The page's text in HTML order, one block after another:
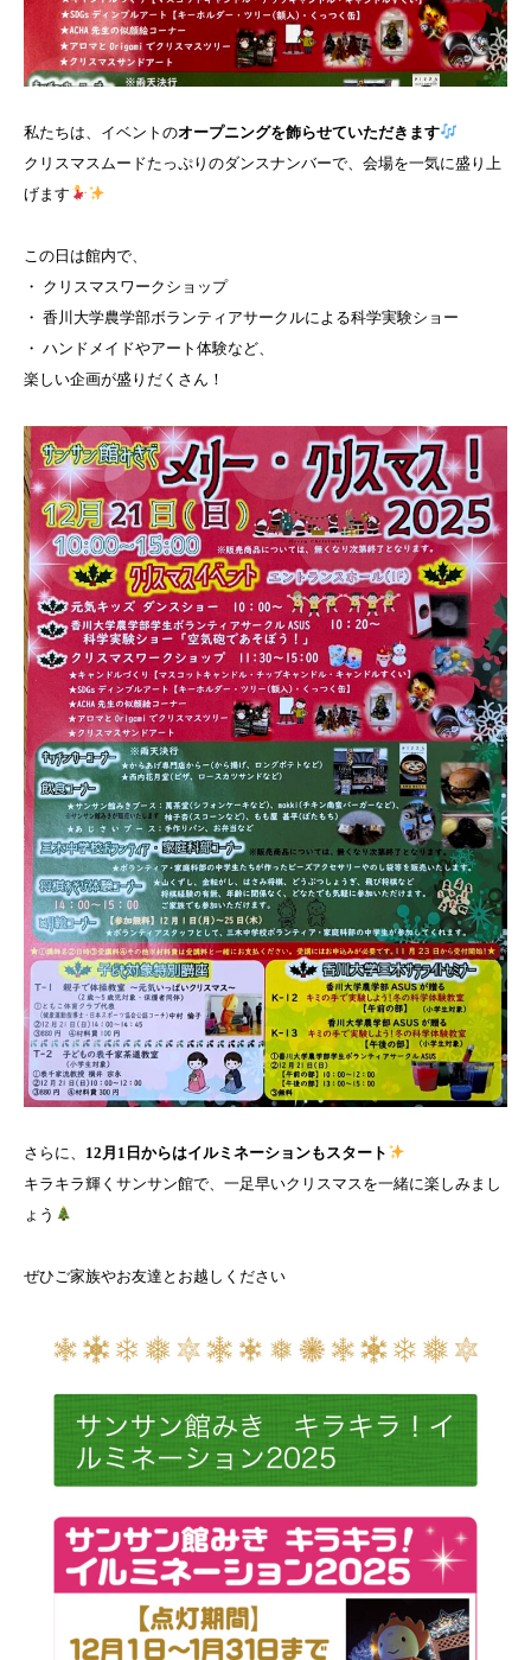
私たちは、イベントのオープニングを飾らせていただきます
クリスマスムードたっぷりのダンスナンバーで、会場を一気に盛り上
げます
この日は館内で、
・ クリスマスワークショップ
・ 香川大学農学部ボランティアサークルによる科学実験ショー
・ ハンドメイドやアート体験など、
楽しい企画が盛りだくさん！
さらに、 12月1日からはイルミネーションもスタート
キラキラ輝くサンサン館で、一足早いクリスマスを一緒に楽しみまし
ょう
ぜひご家族やお友達とお越しください